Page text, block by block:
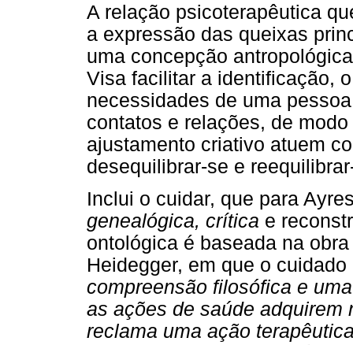
A relação psicoterapêutica
a expressão das queixas
uma concepção
Visa facilitar a identificação,
necessidades de uma
contatos e relações, de
ajustamento criativo atuem
desequilibrar-se e
Inclui o cuidar, que para
genealógica, crítica e
ontológica é baseada na obra
Heidegger, em que o
compreensão filosófica e
as ações de saúde
reclama uma ação